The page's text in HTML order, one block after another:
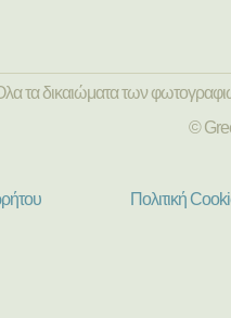
τα δικαιώματα των
©
Πολιτική